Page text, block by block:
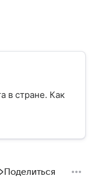
в стране. Как
Поделиться